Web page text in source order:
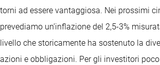
torni ad essere vantaggiosa. Nei prossimi
prevediamo un’inflazione del 2,5-3%
livello che storicamente ha sostenuto la
azioni e obbligazioni. Per gli investitori